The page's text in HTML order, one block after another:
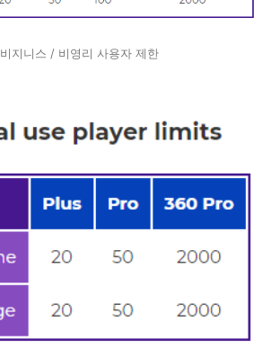
비지니스 / 비영리 사용자 제한